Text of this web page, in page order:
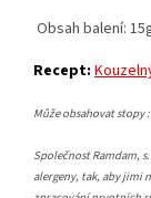
Obsah balení:
Recept:
Může obsahovat stopy
Společnost Ramdam,
alergeny, tak, aby jimi